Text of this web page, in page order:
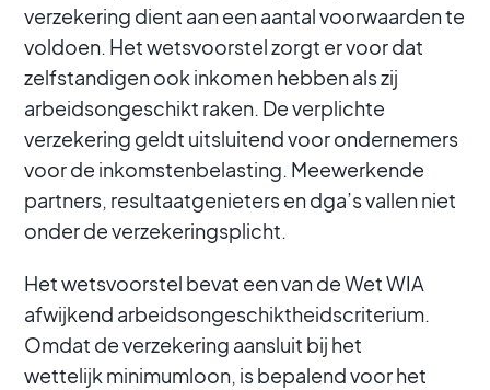
verzekering dient aan een aantal voorwaarden te
voldoen. Het wetsvoorstel zorgt er voor dat
zelfstandigen ook inkomen hebben als zij
arbeidsongeschikt raken. De verplichte
verzekering geldt uitsluitend voor ondernemers
voor de inkomstenbelasting. Meewerkende
partners, resultaatgenieters en dga’s vallen niet
onder de verzekeringsplicht.
Het wetsvoorstel bevat een van de Wet WIA
afwijkend arbeidsongeschiktheidscriterium.
Omdat de verzekering aansluit bij het
wettelijk minimumloon, is bepalend voor het